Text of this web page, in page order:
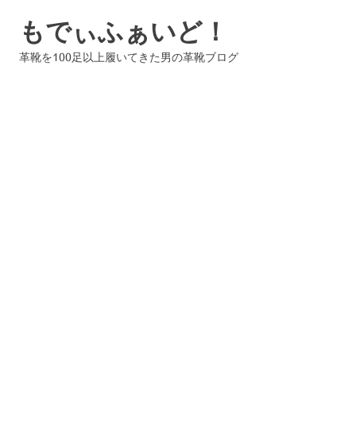
もでぃふぁいど！
革靴を100足以上履いてきた男の革靴ブログ